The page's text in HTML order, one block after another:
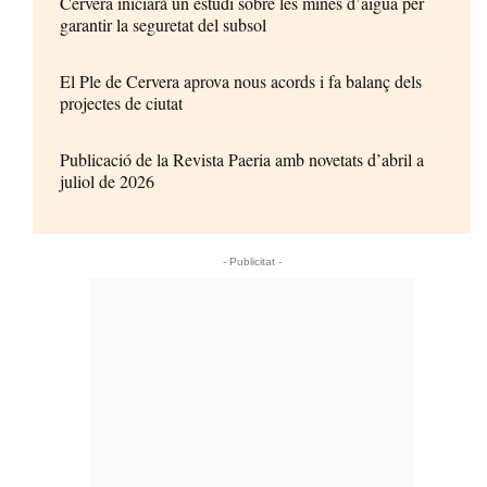
garantir la seguretat del subsol
El Ple de Cervera aprova nous acords i fa balanç dels
projectes de ciutat
Publicació de la Revista Paeria amb novetats d’abril a
juliol de 2026
- Publicitat -